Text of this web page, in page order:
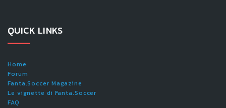
QUICK LINKS
Home
Forum
Fanta.Soccer Magazine
Le vignette di Fanta.Soccer
FAQ